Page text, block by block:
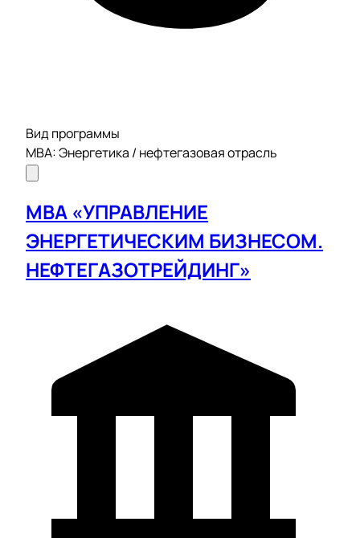
Вид программы
MBA: Энергетика / нефтегазовая отрасль
МВА «УПРАВЛЕНИЕ
ЭНЕРГЕТИЧЕСКИМ БИЗНЕСОМ.
НЕФТЕГАЗОТРЕЙДИНГ»